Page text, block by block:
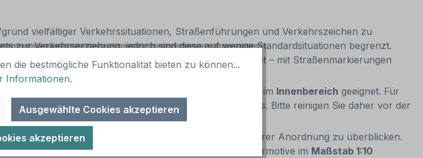
vielfältiger Verkehrssituationen, Straßenführungen und Verkehrszeichen zu
zur Verkehrserziehung, jedoch sind diese auf wenige Standardsituationen begrenzt.
von Lern- und Bewegungspfaden ausgerichtet – mit Straßenmarkierungen
(gegossen oder fest mit dem Untergrund verbunden) im Innenbereich geeignet. Für
Trennmitteln sind wie Staub, Schmutz, Fett und Wachs. Bitte reinigen Sie daher vor der
ohne die Möglichkeit, alle Pfadmotive in ihrer Anordnung zu überblicken.
in den unsere Bewegungspfad-Sets sowie einige Sondermotive im Maßstab 1:10
die bestmögliche Funktionalität bieten zu können...
Informationen.
Ausgewählte Cookies akzeptieren
akzeptieren